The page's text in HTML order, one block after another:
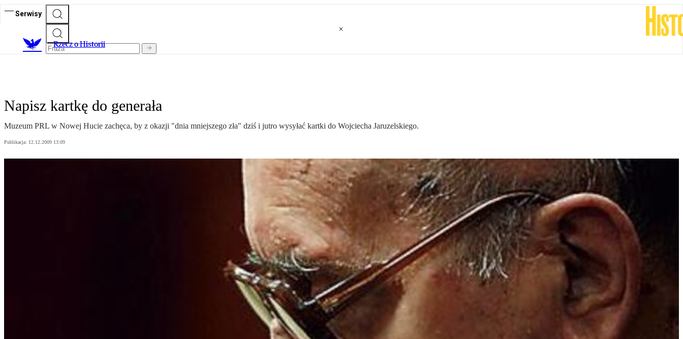
Serwisy
Rzecz o Historii
Napisz kartkę do generała
Muzeum PRL w Nowej Hucie zachęca, by z okazji "dnia mniejszego zła" dziś i jutro wysyłać kartki do Wojciecha Jaruzelskiego.
Publikacja: 12.12.2009 13:09